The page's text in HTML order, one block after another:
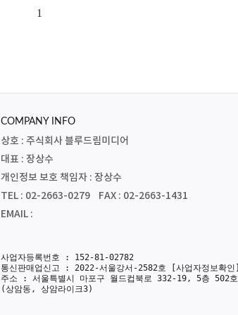
1
COMPANY INFO
상호 : 주식회사 블루드림미디어
대표 : 장상수
개인정보 보호 책임자 : 장상수
TEL : 02-2663-0279 FAX : 02-2663-1431
EMAIL :
사업자등록번호 : 152-81-02782
통신판매업신고 : 2022-서울강서-2582호
[사업자정보확인]
주소 : 서울특별시 마포구 월드컵북로 332-19, 5층 502호
(상암동, 상암라이크3)